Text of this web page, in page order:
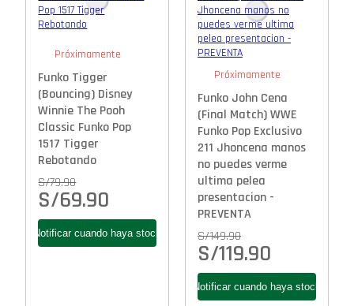
Próximamente
Funko Tigger
(Bouncing) Disney
Winnie The Pooh
Classic Funko Pop
1517 Tigger
Rebotando
S/79.90
S/69.90
Próximamente
Funko John Cena
(Final Match) WWE
Funko Pop Exclusivo
211 Jhoncena manos
no puedes verme
ultima pelea
presentacion -
PREVENTA
S/149.90
S/119.90